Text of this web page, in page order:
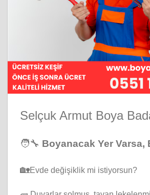
Selçuk Armut Boya
🧑‍🔧 Boyanacak Yer Varsa,
🏡Evde değişiklik mi istiyorsun?